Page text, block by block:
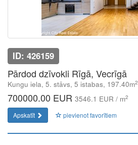
ID: 426159
Pārdod dzīvokli Rīgā, Vecrīgā
Kungu iela, 5. stāvs, 5 istabas, 197.40m2
700000.00 EUR 3546.1 EUR / m2
Apskatīt pievienot favorītiem